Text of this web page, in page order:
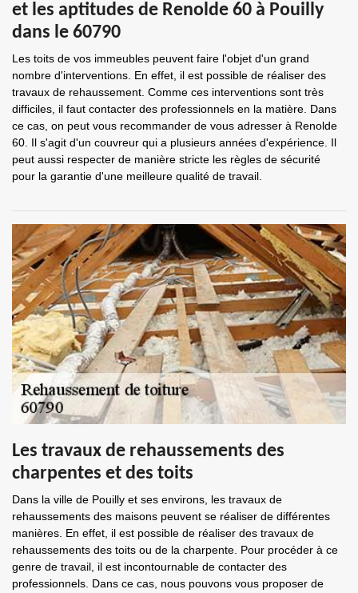
et les aptitudes de Renolde 60 à Pouilly
dans le 60790
Les toits de vos immeubles peuvent faire l'objet d'un grand
nombre d'interventions. En effet, il est possible de réaliser des
travaux de rehaussement. Comme ces interventions sont très
difficiles, il faut contacter des professionnels en la matière. Dans
ce cas, on peut vous recommander de vous adresser à Renolde
60. Il s'agit d'un couvreur qui a plusieurs années d'expérience. Il
peut aussi respecter de manière stricte les règles de sécurité
pour la garantie d'une meilleure qualité de travail.
Les travaux de rehaussements des
charpentes et des toits
Dans la ville de Pouilly et ses environs, les travaux de
rehaussements des maisons peuvent se réaliser de différentes
manières. En effet, il est possible de réaliser des travaux de
rehaussements des toits ou de la charpente. Pour procéder à ce
genre de travail, il est incontournable de contacter des
professionnels. Dans ce cas, nous pouvons vous proposer de